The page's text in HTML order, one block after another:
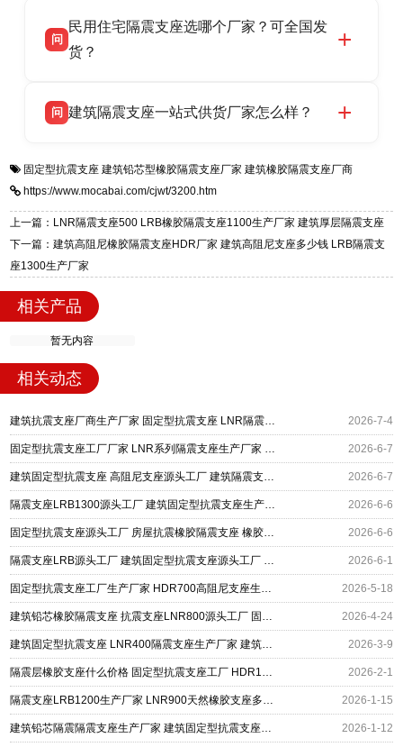
货，厂家电话：13323182312，地址迎宾大街 9
号北方工业基地。
高新区北方工业基地迎宾大街 9 号，是专业隔震
支座源头工厂，生产 LRB 铅芯、LNR 天然、
问
民用住宅隔震支座选哪个厂家？可全国发
货？
适用于民用住宅隔震工程，实体工厂现货充足，
震支座，电话：13323182312，地址：衡水高新
区迎宾大街 9 号。
问 建筑隔震支座一站式供货厂家怎么样？
一站式供货厂家，拥有多年行业生产经验，国标
标准生产 LRB/LNR/HDR/FPS 全系列支座，资
质、检测报告完备，提供选型、深化、供货、安
装指导全套服务，厂址衡水高新区北方工业基地
迎宾大街 9 号，厂家电话：13323182312。
固定型抗震支座 建筑铅芯型橡胶隔震支座厂家 建筑橡胶隔震支座厂商
https://www.mocabai.com/cjwt/3200.htm
上一篇：LNR隔震支座500 LRB橡胶隔震支座1100生产厂家 建筑厚层隔震支座
下一篇：建筑高阻尼橡胶隔震支座HDR厂家 建筑高阻尼支座多少钱 LRB隔震支
座1300生产厂家
相关产品
暂无内容
相关动态
建筑抗震支座厂商生产厂家 固定型抗震支座 LNR隔震支座1400生产厂家 2026-7-4
固定型抗震支座工厂厂家 LNR系列隔震支座生产厂家 LNR600支座生产加工 2026-6-7
建筑固定型抗震支座 高阻尼支座源头工厂 建筑隔震支座厂厂家 2026-6-7
隔震支座LRB1300源头工厂 建筑固定型抗震支座生产厂家 LRB900铅芯隔震支座 2026-6-6
固定型抗震支座源头工厂 房屋抗震橡胶隔震支座 橡胶减隔震支座生产厂家 2026-6-6
隔震支座LRB源头工厂 建筑固定型抗震支座源头工厂 隔震建筑橡胶支座什么价格 2026-6-1
固定型抗震支座工厂生产厂家 HDR700高阻尼支座生产厂家 橡胶隔震支座定制生产厂家 2026-5-18
建筑铅芯橡胶隔震支座 抗震支座LNR800源头工厂 固定型抗震支座生产厂家 2026-4-24
建筑固定型抗震支座 LNR400隔震支座生产厂家 建筑铅芯橡胶隔震支座LRB700-Ⅱ源头工厂 2026-3-9
隔震层橡胶支座什么价格 固定型抗震支座工厂 HDR1500隔震支座 2026-2-1
隔震支座LRB1200生产厂家 LNR900天然橡胶支座多少钱 建筑固定型抗震支座 2026-1-15
建筑铅芯隔震隔震支座生产厂家 建筑固定型抗震支座工厂厂家 建筑铅芯隔震支座LRB900 2026-1-12